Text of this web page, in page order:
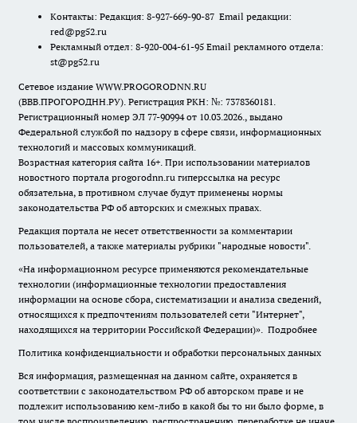
Контакты: Редакция: 8-927-669-90-87 Email редакции:
red@pg52.ru
Рекламный отдел: 8-920-004-61-95 Email рекламного отдела:
st@pg52.ru
Сетевое издание WWW.PROGORODNN.RU
(ВВВ.ПРОГОРОДНН.РУ). Регистрация РКН: №: 7378360181.
Регистрационный номер ЭЛ 77-90994 от 10.03.2026., выдано
Федеральной службой по надзору в сфере связи, информационных
технологий и массовых коммуникаций.
Возрастная категория сайта 16+. При использовании материалов
новостного портала progorodnn.ru гиперссылка на ресурс
обязательна, в противном случае будут применены нормы
законодательства РФ об авторских и смежных правах.
Редакция портала не несет ответственности за комментарии
пользователей, а также материалы рубрики "народные новости".
«На информационном ресурсе применяются рекомендательные
технологии (информационные технологии предоставления
информации на основе сбора, систематизации и анализа сведений,
относящихся к предпочтениям пользователей сети "Интернет",
находящихся на территории Российской Федерации)». Подробнее
Политика конфиденциальности и обработки персональных данных
Вся информация, размещенная на данном сайте, охраняется в
соответствии с законодательством РФ об авторском праве и не
подлежит использованию кем-либо в какой бы то ни было форме, в